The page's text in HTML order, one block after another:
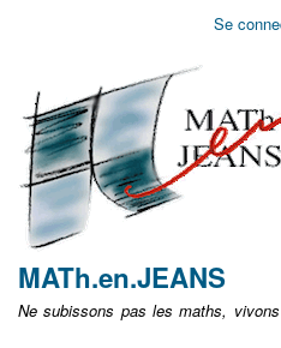
non
identifié
Se
MATh.en.JEANS
Ne subissons pas les maths,